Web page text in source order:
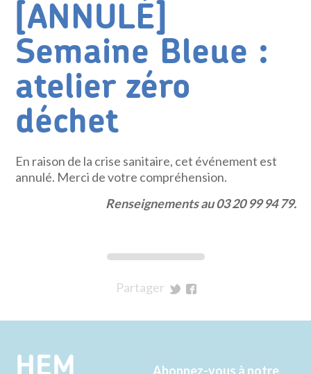
[ANNULÉ]
Semaine Bleue :
atelier zéro
déchet
En raison de la crise sanitaire, cet événement est
annulé. Merci de votre compréhension.
Renseignements au 03 20 99 94 79.
Partager
Twitter
Facebook
HEM
Abonnez-vous à notre